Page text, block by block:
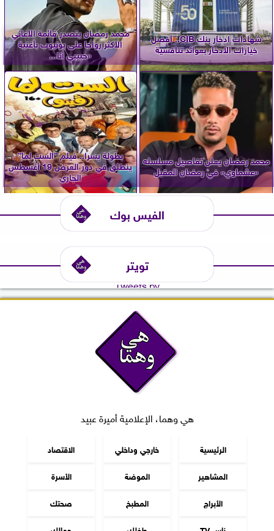
شهادات ادخار بنك CIB.. أفضل
خيارات الادخار بعوائد تنافسية
محمد رمضان يتصدر قائمة الأغاني
الأكثر رواجا على يوتيوب بأغنية
«حبيبي أنا...
محمد رمضان يعلن تفاصيل مسلسله
«عشماوي» في رمضان المقبل
بطولة يسرا.. فيلم ”الست لما”
ينطلق في دور العرض 19 أغسطس
الجاري
الفيس بوك
تويتر
Tweets by
هي وهما، الإعلامية أميرة عبيد
الرئيسية خارجي وداخلي
الاقتصاد
المشاهير
الموضة
الأسرة
الأبراج
المطبخ
صحتك